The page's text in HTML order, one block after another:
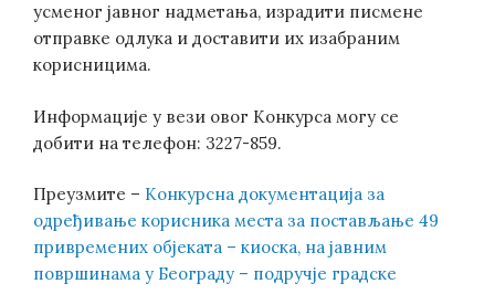
усменог јавног надметања, израдити писмене
отправке одлука и доставити их изабраним
корисницима.
Информације у вези овог Конкурса могу се
добити на телефон: 3227-859.
Преузмите – Конкурсна документација за
одређивање корисника места за постављање 49
привремених објеката – киоска, на јавним
површинама у Београду – подручје градске